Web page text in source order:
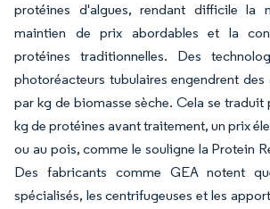
protéines d'algues, rendant difficile la
maintien de prix abordables et la
protéines traditionnelles. Des
photoréacteurs tubulaires engendrent des
par kg de biomasse sèche. Cela se traduit
kg de protéines avant traitement, un prix
ou au pois, comme le souligne la Protein
Des fabricants comme GEA notent
spécialisés, les centrifugeuses et les